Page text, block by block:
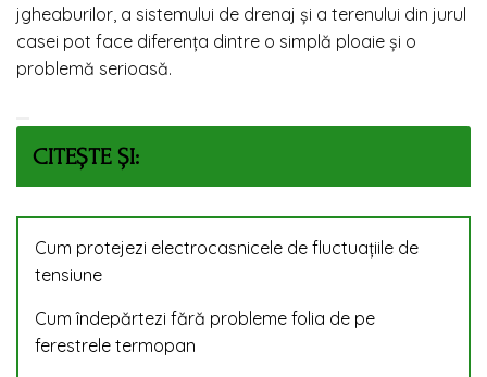
jgheaburilor, a sistemului de drenaj și a terenului din jurul
casei pot face diferența dintre o simplă ploaie și o
problemă serioasă.
CITEȘTE ȘI:
Cum protejezi electrocasnicele de fluctuațiile de
tensiune
Cum îndepărtezi fără probleme folia de pe
ferestrele termopan